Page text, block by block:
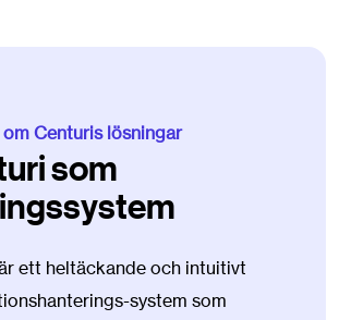
om Centuris lösningar
som
ett heltäckande och intuitivt
system som